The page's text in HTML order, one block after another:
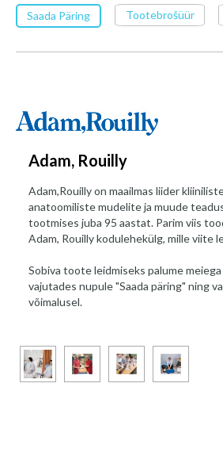
Saada Päring Tootebrošüür
Adam, Rouilly
Adam,Rouilly on maailmas liider
anatoomiliste mudelite ja muude
tootmises juba 95 aastat. Parim viis
Adam, Rouilly kodulehekülg, mille viite
Sobiva toote leidmiseks palume
vajutades nupule "Saada päring" ning
võimalusel.